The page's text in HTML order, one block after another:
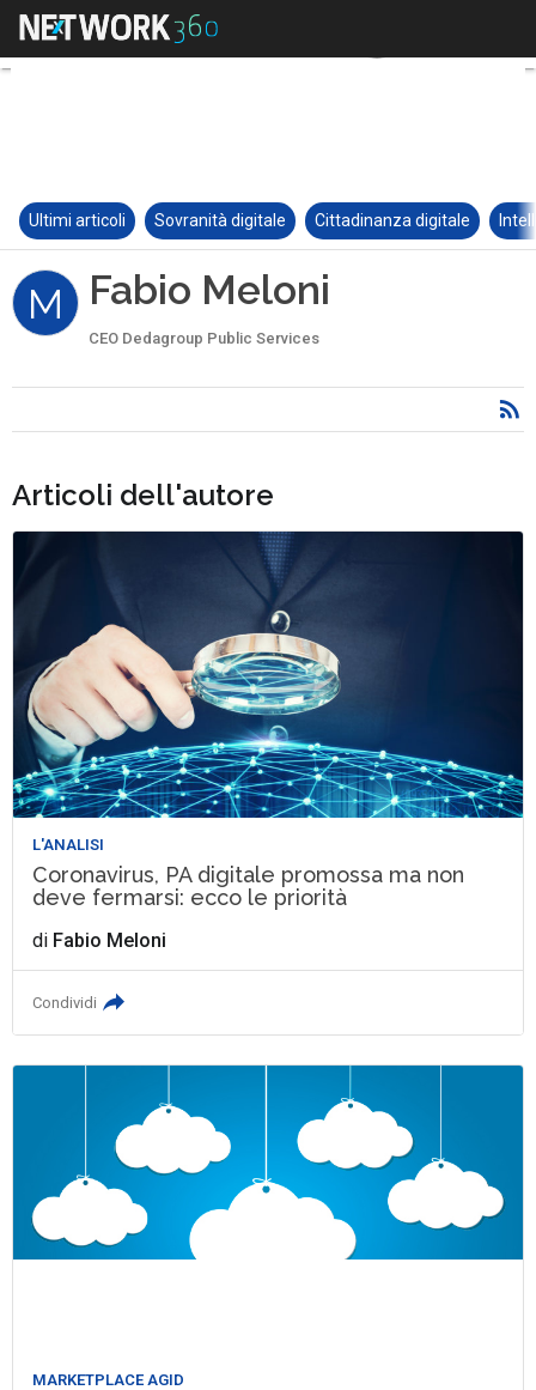
Ultimi articoli Sovranità digitale Cittadinanza digitale
M Fabio Meloni
CEO Dedagroup Public Services
Articoli dell'autore
L'ANALISI
Coronavirus, PA digitale promossa ma non
deve fermarsi: ecco le priorità
di Fabio Meloni
Condividi
MARKETPLACE AGID